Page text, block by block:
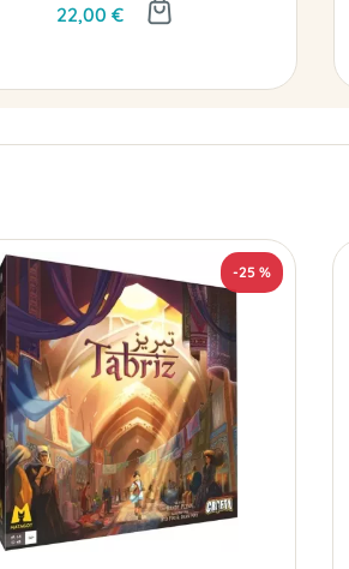
22,00 €
-25 %